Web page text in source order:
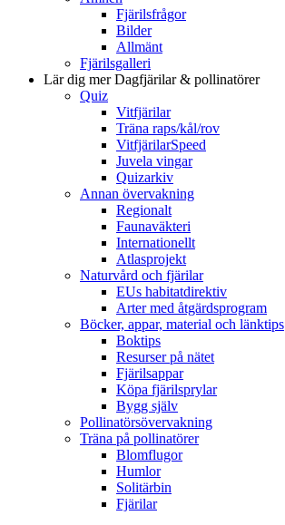
Fjärilsfrågor
Bilder
Allmänt
Fjärilsgalleri
Lär dig merDagfjärilar & pollinatörer
Quiz
Vitfjärilar
Träna raps/kål/rov
VitfjärilarSpeed
Juvela vingar
Quizarkiv
Annan övervakning
Regionalt
Faunaväkteri
Internationellt
Atlasprojekt
Naturvård och fjärilar
EUs habitatdirektiv
Arter med åtgärdsprogram
Böcker, appar, material och länktips
Boktips
Resurser på nätet
Fjärilsappar
Köpa fjärilsprylar
Bygg själv
Pollinatörsövervakning
Träna på pollinatörer
Blomflugor
Humlor
Solitärbin
Fjärilar